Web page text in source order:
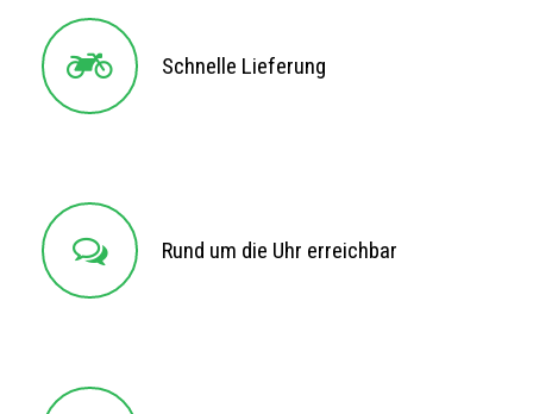
Schnelle Lieferung
Schnelle Lieferung
Rund um die Uhr erreichbar
Rund um die Uhr erreichbar